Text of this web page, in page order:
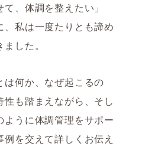
、体調を整えたい」
私は一度たりとも諦め
した。
何か、なぜ起こるの
も踏まえながら、そし
うに体調管理をサポー
を交えて詳しくお伝え